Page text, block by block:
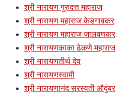
श्री नारायण गुरुदत्त महाराज
श्री नारायण महाराज केडगावकर
श्री नारायण महाराज जालवणकर
श्री नारायणकाका ढेकणे महाराज
श्री नारायणतीर्थ देव
श्री नारायणस्वामी
श्री नारायणानंद सरस्वती औदुंबर